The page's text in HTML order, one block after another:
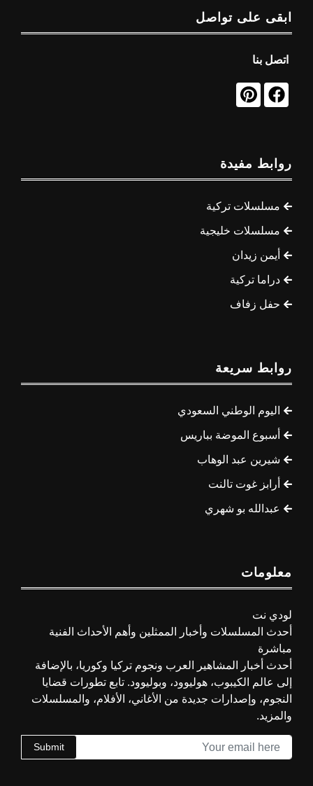
ابقى على تواصل
اتصل بنا
روابط مفيدة
مسلسلات تركية
مسلسلات خليجية
أيمن زيدان
دراما تركية
حفل زفاف
روابط سريعة
اليوم الوطني السعودي
أسبوع الموضة بباريس
شيرين عبد الوهاب
أرابز غوت تالنت
عبدالله بو شهري
معلومات
لودي نت
أحدث المسلسلات وأخبار الممثلين وأهم الأحداث الفنية
مباشرة
أحدث أخبار المشاهير العرب ونجوم تركيا وكوريا، بالإضافة
إلى عالم الكيبوب، هوليوود، وبوليوود. تابع تطورات قضايا
النجوم، وإصدارات جديدة من الأغاني، الأفلام، والمسلسلات
والمزيد.
Submit